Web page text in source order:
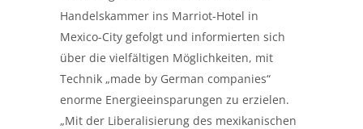
Handelskammer ins Marriot-Hotel in
Mexico-City gefolgt und informierten sich
über die vielfältigen Möglichkeiten, mit
Technik „made by German companies“
enorme Energieeinsparungen zu erzielen.
„Mit der Liberalisierung des mexikanischen